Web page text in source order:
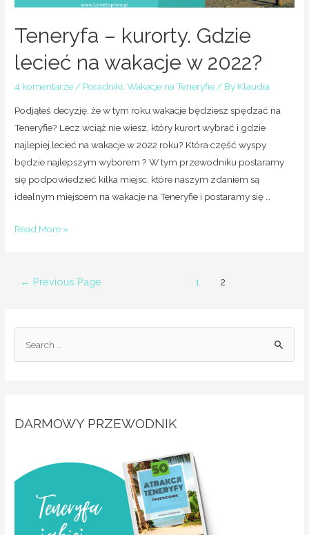
Teneryfa – kurorty. Gdzie
lecieć na wakacje w 2022?
4 komentarze / Poradniki ,Wakacje na Teneryfie / By Klaudia
Podjąłeś decyzję, że w tym roku wakacje będziesz spędzać na
Teneryfie? Lecz wciąż nie wiesz, który kurort wybrać i gdzie
najlepiej lecieć na wakacje w 2022 roku? Która część wyspy
będzie najlepszym wyborem ? W tym przewodniku postaramy
się podpowiedzieć kilka miejsc, które naszym zdaniem są
idealnym miejscem na wakacje na Teneryfie i postaramy się …
Read More »
← Previous Page 1 2
DARMOWY PRZEWODNIK